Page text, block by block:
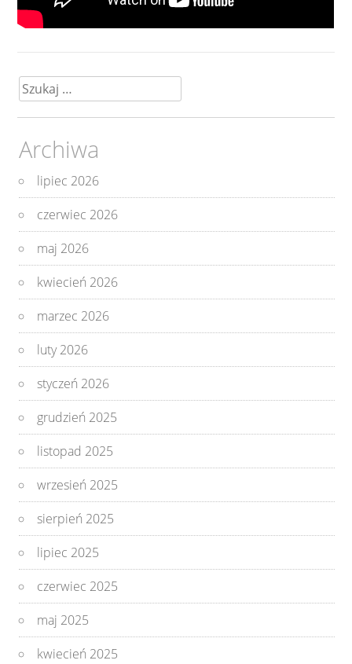
Szukaj:
Archiwa
lipiec 2026
czerwiec 2026
maj 2026
kwiecień 2026
marzec 2026
luty 2026
styczeń 2026
grudzień 2025
listopad 2025
wrzesień 2025
sierpień 2025
lipiec 2025
czerwiec 2025
maj 2025
kwiecień 2025